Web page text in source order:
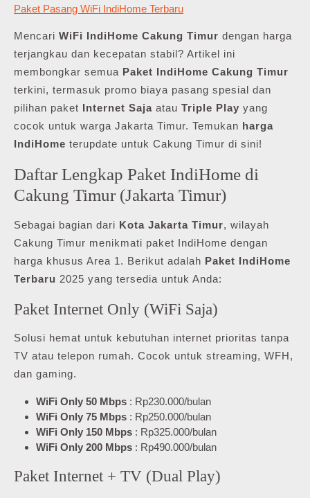
Paket Pasang WiFi IndiHome Terbaru
Mencari WiFi IndiHome Cakung Timur dengan harga
terjangkau dan kecepatan stabil? Artikel ini
membongkar semua Paket IndiHome Cakung Timur
terkini, termasuk promo biaya pasang spesial dan
pilihan paket Internet Saja atau Triple Play yang
cocok untuk warga Jakarta Timur. Temukan harga
IndiHome terupdate untuk Cakung Timur di sini!
Daftar Lengkap Paket IndiHome di
Cakung Timur (Jakarta Timur)
Sebagai bagian dari Kota Jakarta Timur, wilayah
Cakung Timur menikmati paket IndiHome dengan
harga khusus Area 1. Berikut adalah Paket IndiHome
Terbaru 2025 yang tersedia untuk Anda:
Paket Internet Only (WiFi Saja)
Solusi hemat untuk kebutuhan internet prioritas tanpa
TV atau telepon rumah. Cocok untuk streaming, WFH,
dan gaming.
WiFi Only 50 Mbps : Rp230.000/bulan
WiFi Only 75 Mbps : Rp250.000/bulan
WiFi Only 150 Mbps : Rp325.000/bulan
WiFi Only 200 Mbps : Rp490.000/bulan
Paket Internet + TV (Dual Play)